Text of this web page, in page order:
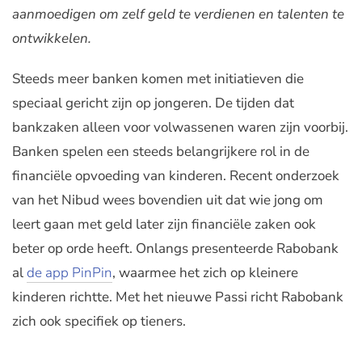
aanmoedigen om zelf geld te verdienen en talenten te
ontwikkelen.
Steeds meer banken komen met initiatieven die
speciaal gericht zijn op jongeren. De tijden dat
bankzaken alleen voor volwassenen waren zijn voorbij.
Banken spelen een steeds belangrijkere rol in de
financiële opvoeding van kinderen. Recent onderzoek
van het Nibud wees bovendien uit dat wie jong om
leert gaan met geld later zijn financiële zaken ook
beter op orde heeft. Onlangs presenteerde Rabobank
alde app PinPin, waarmee het zich op kleinere
kinderen richtte. Met het nieuwe Passi richt Rabobank
zich ook specifiek op tieners.